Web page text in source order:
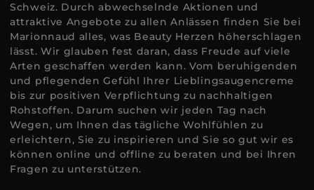
Schweiz. Durch abwechselnde Aktionen und
attraktive Angebote zu allen Anlässen finden Sie bei
Marionnaud alles, was Beauty Herzen höherschlagen
lässt. Wir glauben fest daran, dass Freude auf viele
Arten geschaffen werden kann. Vom beruhigenden
und pflegenden Gefühl Ihrer Lieblingsaugencreme
bis zur positiven Verpflichtung zu nachhaltigen
Rohstoffen. Darum suchen wir jeden Tag nach
Wegen, um Ihnen das tägliche Wohlfühlen zu
erleichtern, Sie zu inspirieren und Sie so gut wir es
können online und offline zu beraten und bei Ihren
Fragen zu unterstützen.